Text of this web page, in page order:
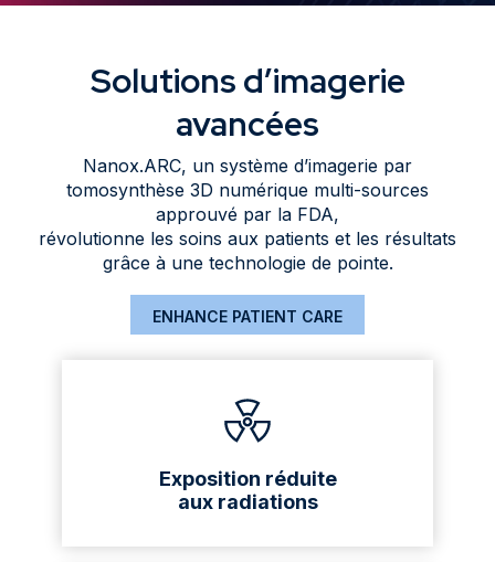
Solutions d’imagerie
avancées
Nanox.ARC, un système d’imagerie par
tomosynthèse 3D numérique multi-sources
approuvé par la FDA,
révolutionne les soins aux patients et les résultats
grâce à une technologie de pointe.
ENHANCE PATIENT CARE
Exposition réduite
aux radiations